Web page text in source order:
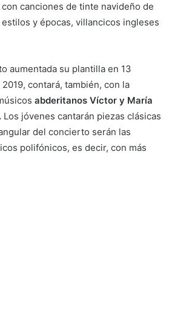
canciones de tinte navideño de
y épocas, villancicos ingleses
aumentada su plantilla en 13
contará, también, con la
abderitanos Víctor y María
Los jóvenes cantarán piezas clásicas
del concierto serán las
polifónicos, es decir, con más